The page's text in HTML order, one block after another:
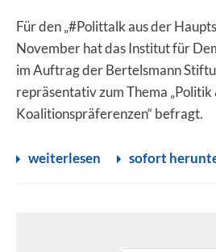
Für den „#Polittalk aus der
November hat das Institut für
im Auftrag der Bertelsmann
repräsentativ zum Thema „Politik
Koalitionspräferenzen“ befragt.
weiterlesen sofort